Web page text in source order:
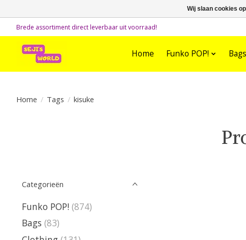
Brede assortiment direct leverbaar uit voorraad!
Home Funko POP! Bags
Home / Tags / kisuke
Categorieën
Funko POP! (874)
Bags (83)
Wij slaan cookies